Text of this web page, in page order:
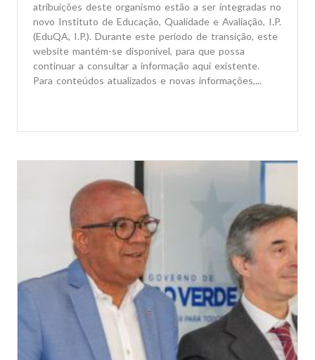
atribuições deste organismo estão a ser integradas no
novo Instituto de Educação, Qualidade e Avaliação, I.P.
(EduQA, I.P.). Durante este período de transição, este
website mantém-se disponível, para que possa
continuar a consultar a informação aqui existente.
Para conteúdos atualizados e novas informações,...